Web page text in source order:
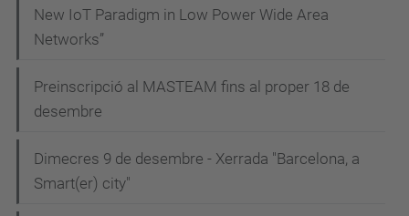
New IoT Paradigm in Low Power Wide Area
Networks”
Preinscripció al MASTEAM fins al proper 18 de
desembre
Dimecres 9 de desembre - Xerrada "Barcelona, a
Smart(er) city"